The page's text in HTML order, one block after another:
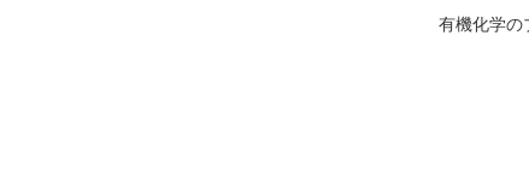
有機化学の